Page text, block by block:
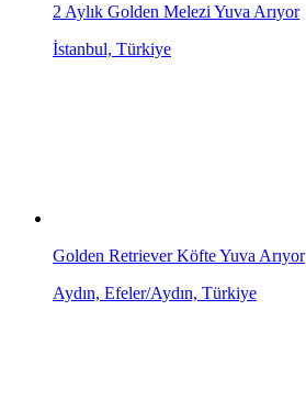
2 Aylık Golden Melezi Yuva Arıyor
İstanbul, Türkiye
Golden Retriever Köfte Yuva Arıyor
Aydın, Efeler/Aydın, Türkiye